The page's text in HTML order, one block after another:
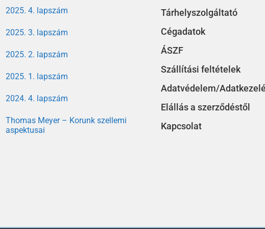
2025. 4. lapszám
2025. 3. lapszám
2025. 2. lapszám
2025. 1. lapszám
2024. 4. lapszám
Thomas Meyer – Korunk szellemi
aspektusai
Tárhelyszolgáltató
Cégadatok
ÁSZF
Szállítási feltételek
Adatvédelem/
Elállás a szerződéstől
Kapcsolat